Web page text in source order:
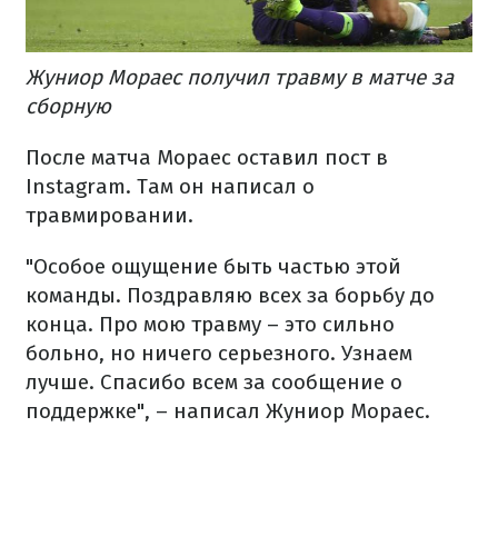
Жуниор Мораес получил травму в матче за
сборную
После матча Мораес оставил пост в
Instagram. Там он написал о
травмировании.
"Особое ощущение быть частью этой
команды. Поздравляю всех за борьбу до
конца. Про мою травму – это сильно
больно, но ничего серьезного. Узнаем
лучше. Спасибо всем за сообщение о
поддержке", – написал Жуниор Мораес.